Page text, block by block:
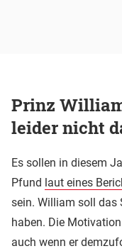
Prinz
leider nicht
Es sollen in diesem
Pfund laut eines
sein. William soll das
haben. Die
auch wenn er